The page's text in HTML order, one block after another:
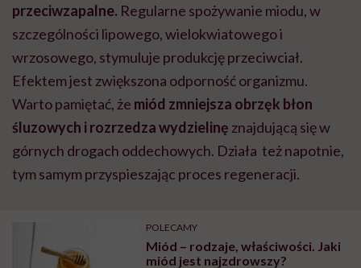
przeciwzapalne. Regularne spożywanie miodu, w
szczególności lipowego, wielokwiatowego i
wrzosowego, stymuluje produkcję przeciwciał.
Efektem jest zwiększona odporność organizmu.
Warto pamiętać, że miód zmniejsza obrzęk błon
śluzowych i rozrzedza wydzielinę znajdującą się w
górnych drogach oddechowych. Działa też napotnie,
tym samym przyspieszając proces regeneracji.
POLECAMY
Miód – rodzaje, właściwości. Jaki
miód jest najzdrowszy?